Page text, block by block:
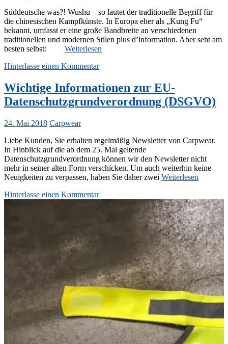
Süddeutsche was?! Wushu – so lautet der traditionelle Begriff für
die chinesischen Kampfkünste. In Europa eher als „Kung Fu“
bekannt, umfasst er eine große Bandbreite an verschiedenen
traditionellen und modernen Stilen plus d’information. Aber seht am
besten selbst: Weiterlesen
Hinterlasse einen Kommentar
Wichtige Informationen zur EU-
Datenschutzgrundverordnung (DSGVO)
24. Mai 2018 Carpwear
Liebe Kunden, Sie erhalten regelmäßig Newsletter von Carpwear.
In Hinblick auf die ab dem 25. Mai geltende
Datenschutzgrundverordnung können wir den Newsletter nicht
mehr in seiner alten Form verschicken. Um auch weiterhin keine
Neuigkeiten zu verpassen, haben Sie daher zwei Weiterlesen
Hinterlasse einen Kommentar